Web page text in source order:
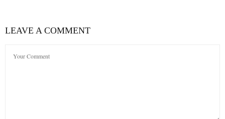
LEAVE A COMMENT